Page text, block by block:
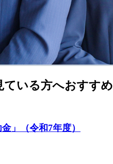
ている方へおすすめ
」（令和7年度）